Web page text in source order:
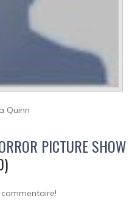
Quinn
PICTURE SHOW